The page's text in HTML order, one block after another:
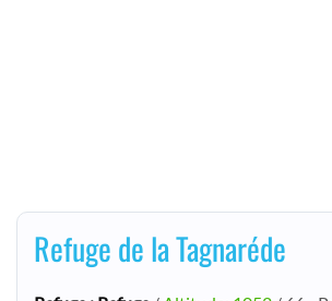
Refuge de la Tagnaréde